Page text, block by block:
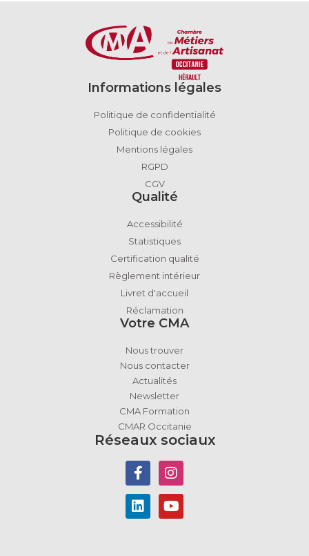
Informations légales
Politique de confidentialité
Politique de cookies
Mentions légales
RGPD
CGV
Qualité
Accessibilité
Statistiques
Certification qualité
Règlement intérieur
Livret d'accueil
Réclamation
Votre CMA
Nous trouver
Nous contacter
Actualités
Newsletter
CMA Formation
CMAR Occitanie
Réseaux sociaux